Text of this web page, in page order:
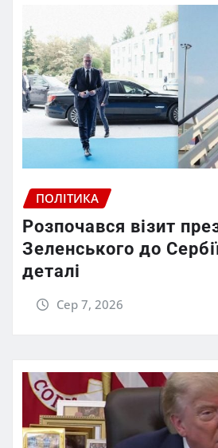
ПОЛІТИКА
Розпочався візит
Зеленського до
деталі
Сер 7, 2026